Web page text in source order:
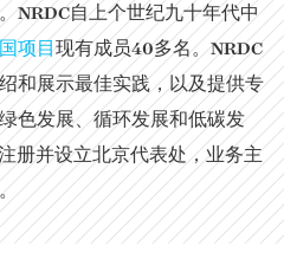
NRDC自上个世纪九十年代中
项目现有成员40多名。NRDC
和展示最佳实践，以及提供专
色发展、循环发展和低碳发
册并设立北京代表处，业务主